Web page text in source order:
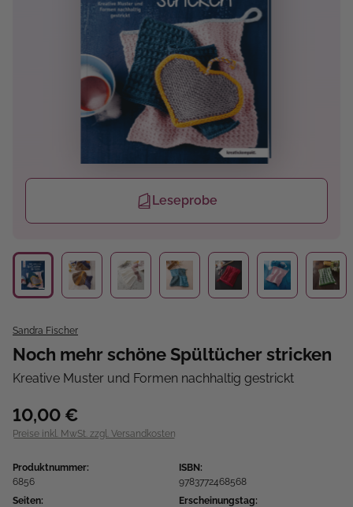
Leseprobe
Sandra Fischer
Noch mehr schöne Spültücher stricken
Kreative Muster und Formen nachhaltig gestrickt
10,00 €
Preise inkl. MwSt. zzgl. Versandkosten
Produktnummer:
6856
ISBN:
9783772468568
Seiten:
Erscheinungstag: